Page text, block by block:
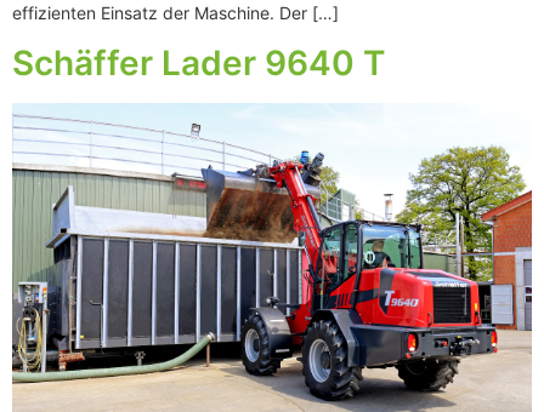
effizienten Einsatz der Maschine. Der […]
Schäffer Lader 9640 T